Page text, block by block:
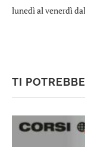
lunedì al venerdì
TI